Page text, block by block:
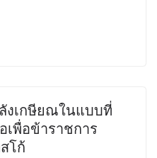
งเกษียณในแบบที่
พื่อข้าราชการ
โก้